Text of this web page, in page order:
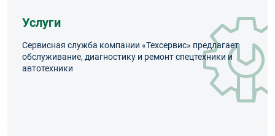
Услуги
Сервисная служба компании «Техсервис» предлагает
обслуживание, диагностику и ремонт спецтехники и
автотехники